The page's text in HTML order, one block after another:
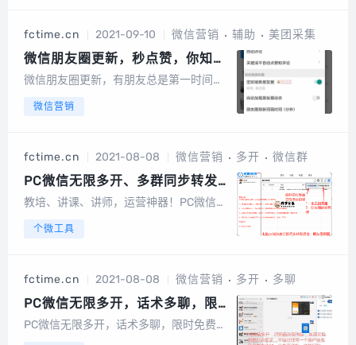
设置参考：单账号添加：3-5人之间切换
到下一...
fctime.cn 2021-09-10 微信营销 辅助 美团采集
微信朋友圈更新，秒点赞，你知道
是怎么做到的吗？
微信朋友圈更新，有朋友总是第一时间秒
始先谈谈转发设置吧，转发你与朋友聊天
张图片，我想以后作者会开发改进，支持
更多图片...
微信营销
fctime.cn 2021-08-08 微信营销 多开 微信群
PC微信无限多开、多群同步转发
语音、朋友圈跟圈
教培、讲课、讲师，运营神器！PC微信无
圈，企业微信同样适用1、支持跟发指定
词朋友圈到群或好友3、多群同步转发指
定群、指...
个微工具
fctime.cn 2021-08-08 微信营销 多开 多聊
PC微信无限多开，话术多聊，限
时免费
PC微信无限多开，话术多聊，限时免费初